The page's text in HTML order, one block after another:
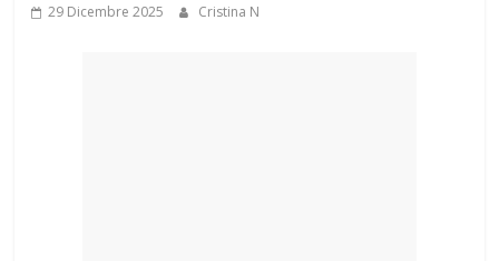
29 Dicembre 2025 Cristina N